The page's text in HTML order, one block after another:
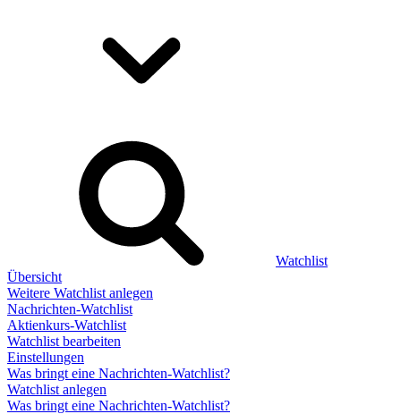
Watchlist
Übersicht
Weitere Watchlist anlegen
Nachrichten-Watchlist
Aktienkurs-Watchlist
Watchlist bearbeiten
Einstellungen
Was bringt eine Nachrichten-Watchlist?
Watchlist anlegen
Was bringt eine Nachrichten-Watchlist?